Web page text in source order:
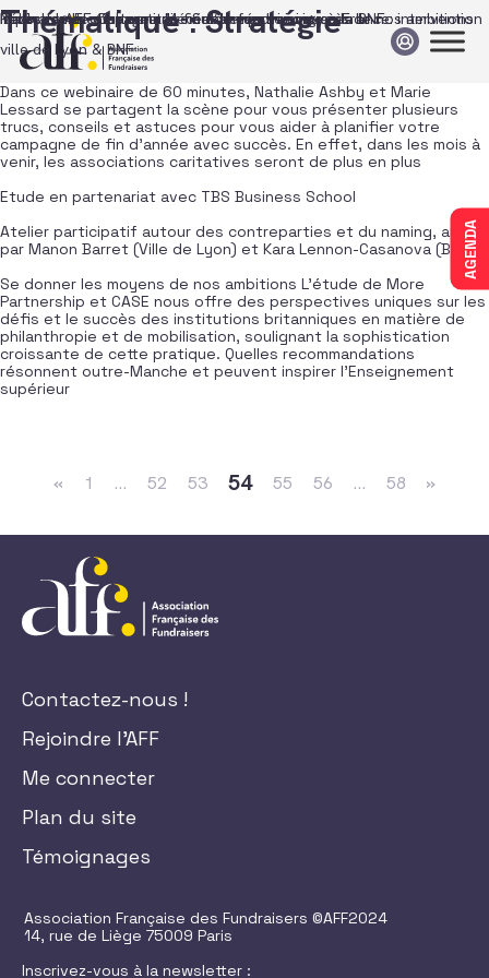
Passer au contenu
AGENDA
Thématique :Stratégie
Réussir une campagne de fin d’année avec succès !
Dans ce webinaire de 60 minutes, Nathalie Ashby et Marie
Lessard se partagent la scène pour vous présenter plusieurs
trucs, conseils et astuces pour vous aider à planifier votre
campagne de fin d’année avec succès. En effet, dans les mois à
venir, les associations caritatives seront de plus en plus
Impact de la crise sanitaire sur le fundraising en France
Etude en partenariat avec TBS Business School
Matinale AFF Culture – Mécénat et patrimoine à la BNF : intervention
ville de Lyon & BNF
Atelier participatif autour des contreparties et du naming, animé
par Manon Barret (Ville de Lyon) et Kara Lennon-Casanova (Bnf).
Table-ronde d’ouverture – Se donner les moyens de nos ambitions
Se donner les moyens de nos ambitions L’étude de More
Partnership et CASE nous offre des perspectives uniques sur les
défis et le succès des institutions britanniques en matière de
philanthropie et de mobilisation, soulignant la sophistication
croissante de cette pratique. Quelles recommandations
résonnent outre-Manche et peuvent inspirer l’Enseignement
supérieur
« 1 … 52 53 54 55 56 … 58 »
Contactez-nous !
Rejoindre l'AFF
Me connecter
Plan du site
Témoignages
Association Française des Fundraisers ©AFF2024
14, rue de Liège 75009 Paris
Inscrivez-vous à la newsletter :